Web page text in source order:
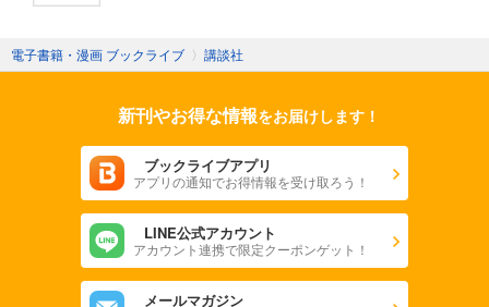
電子書籍・漫画 ブックライブ 〉 講談社
新刊やお得な情報をお届けします！
ブックライブアプリ
アプリの通知でお得情報を受け取ろう！
LINE公式アカウント
アカウント連携で限定クーポンゲット！
メールマガジン